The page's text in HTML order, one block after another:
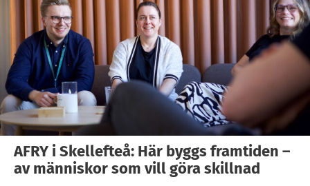
AFRY i Skellefteå: Här byggs framtiden –
av människor som vill göra skillnad